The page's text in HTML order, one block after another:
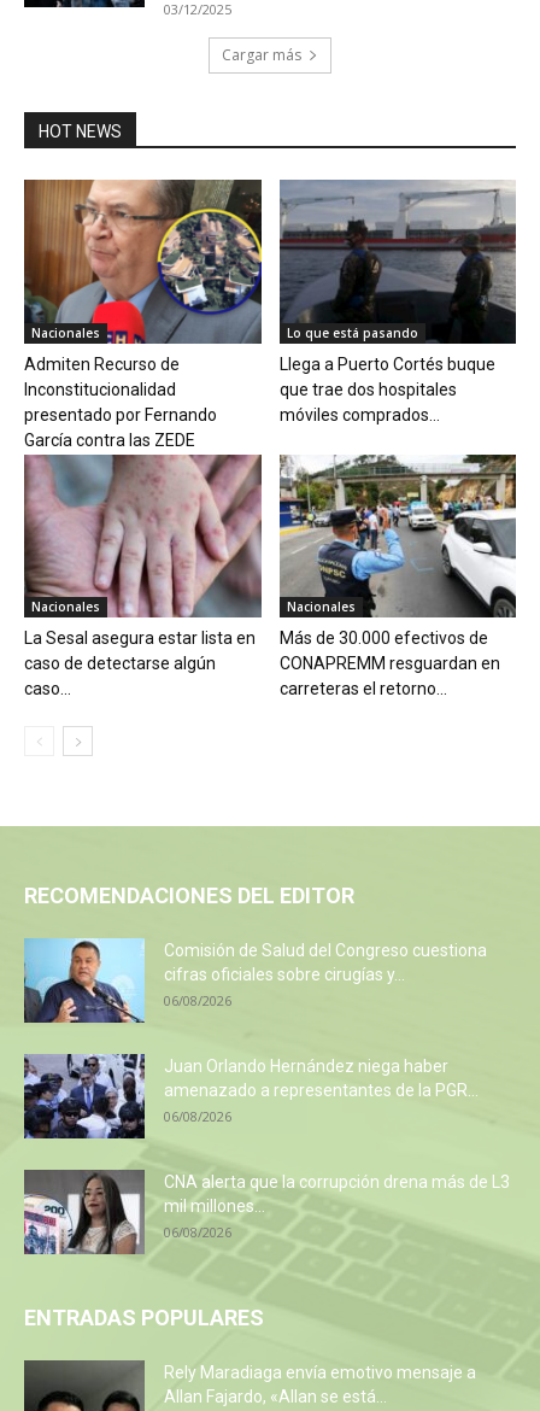
03/12/2025
Cargar más
HOT NEWS
Nacionales
Admiten Recurso de
Inconstitucionalidad
presentado por Fernando
García contra las ZEDE
Lo que está pasando
Llega a Puerto Cortés buque
que trae dos hospitales
móviles comprados...
Nacionales
La Sesal asegura estar lista en
caso de detectarse algún
caso...
Nacionales
Más de 30.000 efectivos de
CONAPREMM resguardan en
carreteras el retorno...
RECOMENDACIONES DEL EDITOR
Comisión de Salud del Congreso cuestiona
cifras oficiales sobre cirugías y...
06/08/2026
Juan Orlando Hernández niega haber
amenazado a representantes de la PGR...
06/08/2026
CNA alerta que la corrupción drena más de L3
mil millones...
06/08/2026
ENTRADAS POPULARES
Rely Maradiaga envía emotivo mensaje a
Allan Fajardo, «Allan se está...